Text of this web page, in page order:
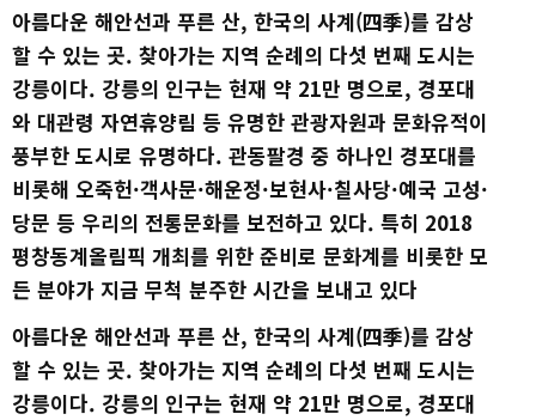
아름다운 해안선과 푸른 산, 한국의 사계(四季)를 감상
할 수 있는 곳. 찾아가는 지역 순례의 다섯 번째 도시는
강릉이다. 강릉의 인구는 현재 약 21만 명으로, 경포대
와 대관령 자연휴양림 등 유명한 관광자원과 문화유적이
풍부한 도시로 유명하다. 관동팔경 중 하나인 경포대를
비롯해 오죽헌·객사문·해운정·보현사·칠사당·예국 고성·
당문 등 우리의 전통문화를 보전하고 있다. 특히 2018
평창동계올림픽 개최를 위한 준비로 문화계를 비롯한 모
든 분야가 지금 무척 분주한 시간을 보내고 있다
아름다운 해안선과 푸른 산, 한국의 사계(四季)를 감상
할 수 있는 곳. 찾아가는 지역 순례의 다섯 번째 도시는
강릉이다. 강릉의 인구는 현재 약 21만 명으로, 경포대